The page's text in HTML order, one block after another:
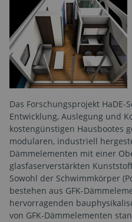
Das Forschungsprojekt HaDE-
Entwicklung, Auslegung und
kostengünstigen Hausbootes
modularen, industriell
Dämmelementen mit einer
glasfaserverstärkten
Sowohl der Schwimmkörper
bestehen aus GFK-
hervorragenden
von GFK-Dämmelementen